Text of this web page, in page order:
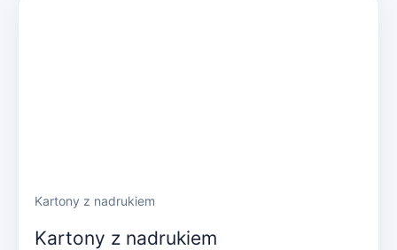
Kartony z nadrukiem
Kartony z nadrukiem